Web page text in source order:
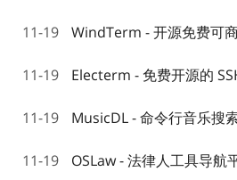
11-19 WindTerm - 开源免费可
11-19 Electerm - 免费开源的
11-19 MusicDL - 命令行音乐搜
11-19 OSLaw - 法律人工具导航